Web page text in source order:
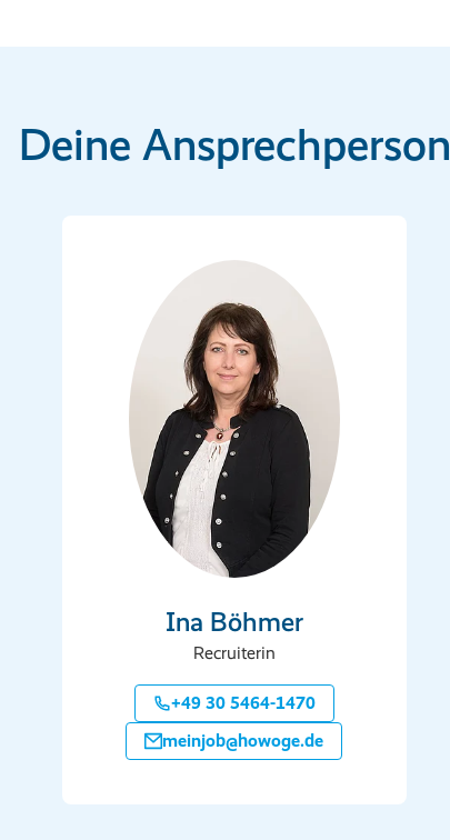
Deine Ansprechperson
Ina Böhmer
Recruiterin
+49 30 5464-1470
meinjob@howoge.de